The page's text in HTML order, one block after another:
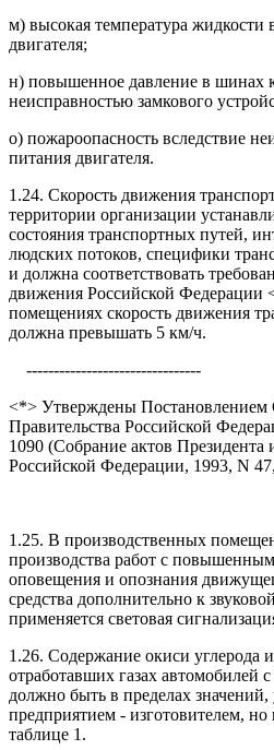
м) высокая температура жидкости
двигателя;
н) повышенное давление в шинах
неисправностью замкового
о) пожароопасность вследствие
питания двигателя.
1.24. Скорость движения
территории организации
состояния транспортных путей,
людских потоков, специфики
и должна соответствовать
движения Российской Федерации
помещениях скорость движения
должна превышать 5 км/ч.
--------------------------------
<*> Утверждены Постановлением
Правительства Российской
1090 (Собрание актов Президента
Российской Федерации, 1993, N
1.25. В производственных
производства работ с
оповещения и опознания
средства дополнительно к
применяется световая
1.26. Содержание окиси углерода
отработавших газах автомобилей
должно быть в пределах
предприятием - изготовителем,
таблице 1.